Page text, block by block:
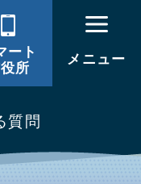
ート
所
メニュー
質問